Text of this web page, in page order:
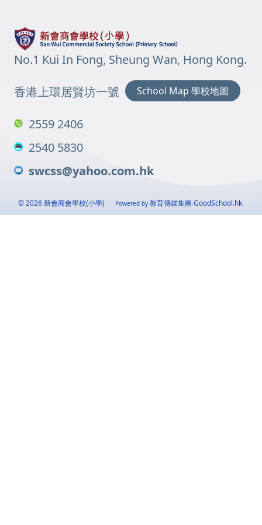
No.1 Kui In Fong, Sheung Wan, Hong Kong.
香港上環居賢坊一號 School Map 學校地圖
2559 2406
2540 5830
swcss@yahoo.com.hk
© 2026新會商會學校(小學) Powered by教育傳媒集團‧GoodSchool.hk